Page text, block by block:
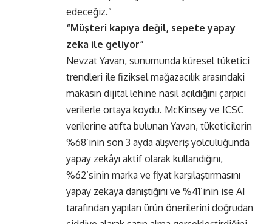
edeceğiz.”
“Müşteri kapıya değil, sepete yapay
zeka ile geliyor”
Nevzat Yavan, sunumunda küresel tüketici
trendleri ile fiziksel mağazacılık arasındaki
makasın dijital lehine nasıl açıldığını çarpıcı
verilerle ortaya koydu. McKinsey ve ICSC
verilerine atıfta bulunan Yavan, tüketicilerin
%68’inin son 3 ayda alışveriş yolculuğunda
yapay zekâyı aktif olarak kullandığını,
%62’sinin marka ve fiyat karşılaştırmasını
yapay zekaya danıştığını ve %41’inin ise AI
tarafından yapılan ürün önerilerini doğrudan